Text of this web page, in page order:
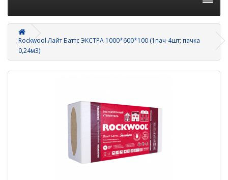
Rockwool Лайт Баттс ЭКСТРА 1000*600*100 (1пач-4шт; пачка
0,24м3)